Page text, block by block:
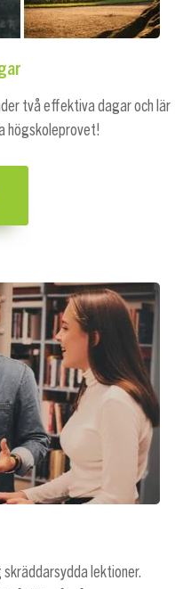
två effektiva dagar och lär
högskoleprovet!
skräddarsydda lektioner.